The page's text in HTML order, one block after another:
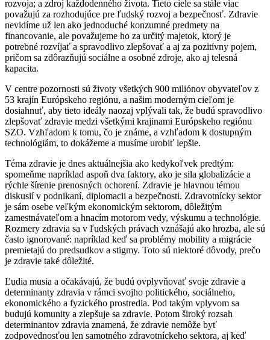
rozvoja; a zdroj každodenného života. Tieto ciele sa stále viac
považujú za rozhodujúce pre ľudský rozvoj a bezpečnosť. Zdravie
nevidíme už len ako jednoduché konzumné predmety na
financovanie, ale považujeme ho za určitý majetok, ktorý je
potrebné rozvíjať a spravodlivo zlepšovať a aj za pozitívny pojem,
pričom sa zdôrazňujú sociálne a osobné zdroje, ako aj telesná
kapacita.
V centre pozornosti sú životy všetkých 900 miliónov obyvateľov z
53 krajín Európskeho regiónu, a našim moderným cieľom je
dosiahnuť, aby tieto ideály naozaj vplývali tak, že budú spravodlivo
zlepšovať zdravie medzi všetkými krajinami Európskeho regiónu
SZO. Vzhľadom k tomu, čo je známe, a vzhľadom k dostupným
technológiám, to dokážeme a musíme urobiť lepšie.
Téma zdravie je dnes aktuálnejšia ako kedykoľvek predtým:
spomeňme napríklad aspoň dva faktory, ako je sila globalizácie a
rýchle šírenie prenosných ochorení. Zdravie je hlavnou témou
diskusií v podnikaní, diplomacii a bezpečnosti. Zdravotnícky sektor
je sám osebe veľkým ekonomickým sektorom, dôležitým
zamestnávateľom a hnacím motorom vedy, výskumu a technológie.
Rozmery zdravia sa v ľudských právach vznášajú ako hrozba, ale sú
často ignorované: napríklad keď sa problémy mobility a migrácie
premietajú do predsudkov a stigmy. Toto sú niektoré dôvody, prečo
je zdravie také dôležité.
Ľudia musia a očakávajú, že budú ovplyvňovať svoje zdravie a
determinanty zdravia v rámci svojho politického, sociálneho,
ekonomického a fyzického prostredia. Pod takým vplyvom sa
budujú komunity a zlepšuje sa zdravie. Potom široký rozsah
determinantov zdravia znamená, že zdravie nemôže byť
zodpovednosťou len samotného zdravotníckeho sektora, aj keď